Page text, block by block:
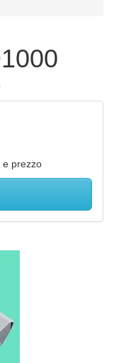
e prezzo